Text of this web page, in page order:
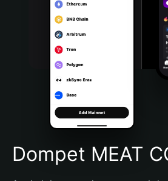
Português (Portugal)
Bahasa Indonesia
Português (Brasil)
Español (Argentina)
Dompet MEAT